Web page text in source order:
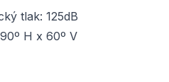
tlak: 125dB
H x 60º V